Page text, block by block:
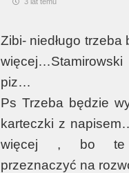
Zibi- niedługo
piz…
Ps Trzeba będzie
karteczki z
więcej , bo te
przeznaczyć na